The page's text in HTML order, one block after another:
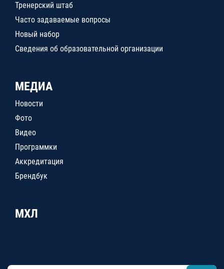
Тренерский штаб
Часто задаваемые вопросы
Новый набор
Сведения об образовательной организации
МЕДИА
Новости
Фото
Видео
Программки
Аккредитация
Брендбук
МХЛ